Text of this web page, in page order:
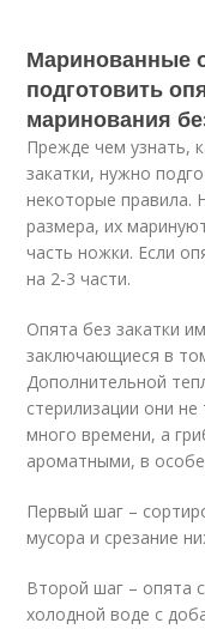
Маринованные
подготовить
маринования
Прежде чем узнать,
закатки, нужно
некоторые правила.
размера, их
часть ножки. Если
на 2-3 части.
Опята без закатки
заключающиеся в
Дополнительной
стерилизации они
много времени, а
ароматными, в
Первый шаг –
мусора и срезание
Второй шаг – опята
холодной воде с